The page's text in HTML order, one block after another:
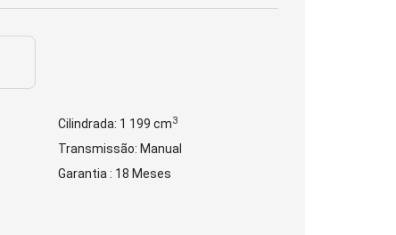
Cilindrada: 1 199 cm3
Transmissão: Manual
Garantia : 18 Meses